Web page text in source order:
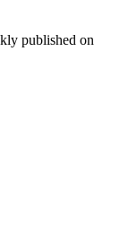
published on